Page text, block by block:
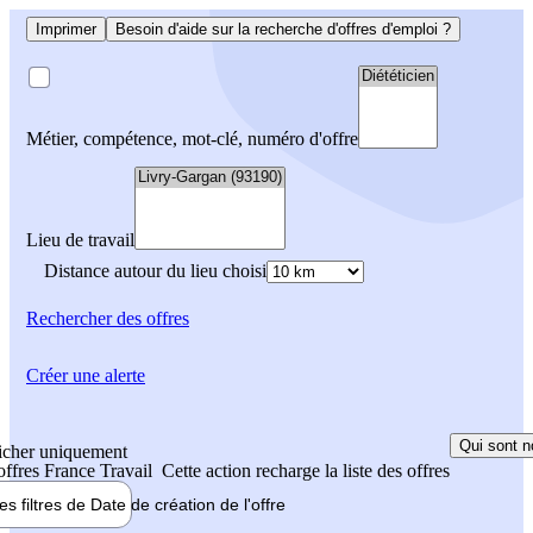
Imprimer Besoin d'aide sur la recherche d'offres d'emploi ?
Métier, compétence, mot-clé, numéro d'offre
Lieu de travail
Distance autour du lieu choisi
Rechercherdes offres
uniquement
France Travail Cette action recharge la liste des offres
Qui sont
filtres de Date de création de l'offre
Créer une alerte